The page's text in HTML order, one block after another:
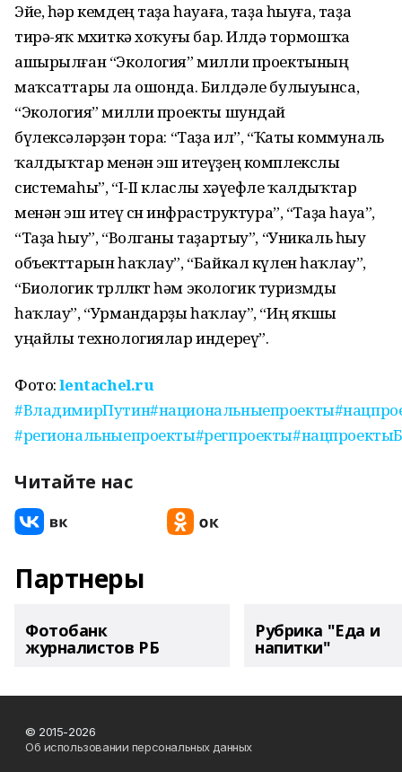
Эйе, һәр кемдең таҙа һауаға, таҙа һыуға, таҙа
тирә-яҡ мөхиткә хоҡуғы бар. Илдә тормошҡа
ашырылған “Экология” милли проектының
маҡсаттары ла ошонда. Билдәле булыуынса,
“Экология” милли проекты шундай
бүлексәләрҙән тора: “Таҙа ил”, “Ҡаты коммуналь
ҡалдыҡтар менән эш итеүҙең комплекслы
системаһы”, “I-II класлы хәүефле ҡалдыҡтар
менән эш итеү өсөн инфраструктура”, “Таҙа һауа”,
“Таҙа һыу”, “Волганы таҙартыу”, “Уникаль һыу
объекттарын һаҡлау”, “Байкал күлен һаҡлау”,
“Биологик төрлөлөктө һәм экологик туризмды
һаҡлау”, “Урмандарҙы һаҡлау”, “Иң яҡшы
уңайлы технологиялар индереү”.
Фото:lentachel.ru
#ВладимирПутин#национальныепроекты
#региональныепроекты#регпроекты
Читайте нас
Партнеры
Фотобанк
журналистов РБ
Рубрика "Еда и
напитки"
© 2015-2026
Об использовании персональных данных